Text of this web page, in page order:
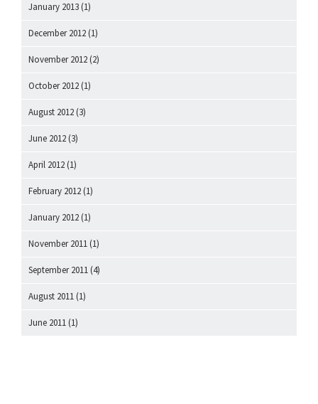
January 2013 (1)
December 2012 (1)
November 2012 (2)
October 2012 (1)
August 2012 (3)
June 2012 (3)
April 2012 (1)
February 2012 (1)
January 2012 (1)
November 2011 (1)
September 2011 (4)
August 2011 (1)
June 2011 (1)